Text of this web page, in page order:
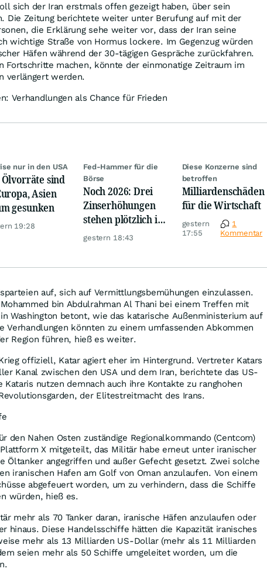
sich der Iran erstmals offen gezeigt haben, über sein
Die Zeitung berichtete weiter unter Berufung auf mit der
die Erklärung sehe weiter vor, dass der Iran seine
wichtige Straße von Hormus lockere. Im Gegenzug würden
Häfen während der 30-tägigen Gespräche zurückfahren.
Fortschritte machen, könnte der einmonatige Zeitraum im
verlängert werden.
Verhandlungen als Chance für Frieden
nur in den USA
sind
Asien
gesunken
19:28
Fed-Hammer für die
Börse
Noch 2026: Drei
Zinserhöhungen
stehen plötzlich im
Raum
gestern 18:43
Diese Konzerne sind
betroffen
Milliardenschäden
für die Wirtschaft
gestern
17:55
1
Kommentar
auf, sich auf Vermittlungsbemühungen einzulassen.
bin Abdulrahman Al Thani bei einem Treffen mit
Washington betont, wie das katarische Außenministerium auf
Verhandlungen könnten zu einem umfassenden Abkommen
Region führen, hieß es weiter.
offiziell, Katar agiert eher im Hintergrund. Vertreter Katars
Kanal zwischen den USA und dem Iran, berichtete das US-
Kataris nutzen demnach auch ihre Kontakte zu ranghohen
der Elitestreitmacht des Irans.
den Nahen Osten zuständige Regionalkommando (Centcom)
X mitgeteilt, das Militär habe erneut unter iranischer
Öltanker angegriffen und außer Gefecht gesetzt. Zwei solche
iranischen Hafen am Golf von Oman anzulaufen. Von einem
abgefeuert worden, um zu verhindern, dass die Schiffe
würden, hieß es.
mehr als 70 Tanker daran, iranische Häfen anzulaufen oder
hinaus. Diese Handelsschiffe hätten die Kapazität iranisches
mehr als 13 Milliarden US-Dollar (mehr als 11 Milliarden
seien mehr als 50 Schiffe umgeleitet worden, um die